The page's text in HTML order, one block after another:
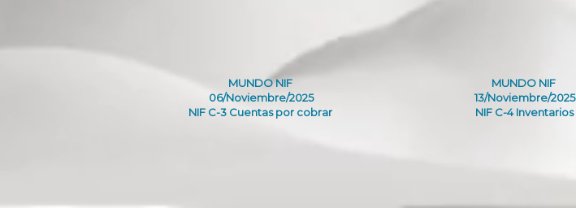
MUNDO NIF
06/Noviembre/2025
NIF C-3 Cuentas por cobrar
MUNDO NIF
13/Noviembre/2025
NIF C-4 Inventarios